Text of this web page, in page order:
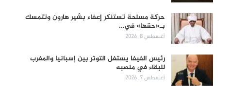
حركة مسلحة تستنكر إعفاء بشير هارون وتتمسك
بـ«حقها» في…
أغسطس 8, 2026
رئيس الفيفا يستغل التوتر بين إسبانيا والمغرب
للبقاء في منصبه
أغسطس 7, 2026